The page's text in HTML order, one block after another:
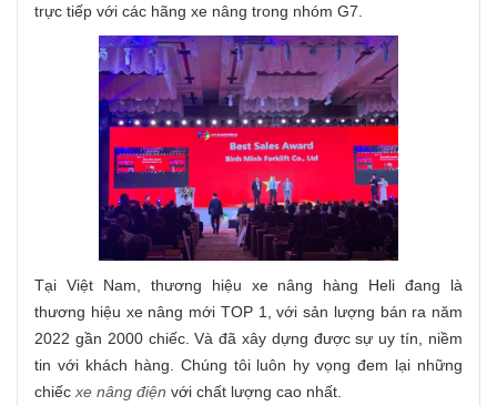
trực tiếp với các hãng xe nâng trong nhóm G7.
Tại Việt Nam, thương hiệu xe nâng hàng Heli đang là
thương hiệu xe nâng mới TOP 1, với sản lượng bán ra năm
2022 gần 2000 chiếc. Và đã xây dựng được sự uy tín, niềm
tin với khách hàng. Chúng tôi luôn hy vọng đem lại những
chiếc xe nâng điện với chất lượng cao nhất.